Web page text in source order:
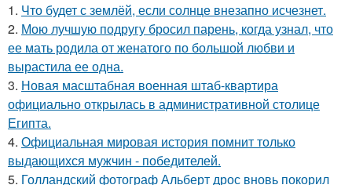
1. Что будет с землёй, если солнце внезапно исчезнет.
2. Мою лучшую подругу бросил парень, когда узнал, что
ее мать родила от женатого по большой любви и
вырастила ее одна.
3. Новая масштабная военная штаб-квартира
официально открылась в административной столице
Египта.
4. Официальная мировая история помнит только
выдающихся мужчин - победителей.
5. Голландский фотограф Альберт дрос вновь покорил